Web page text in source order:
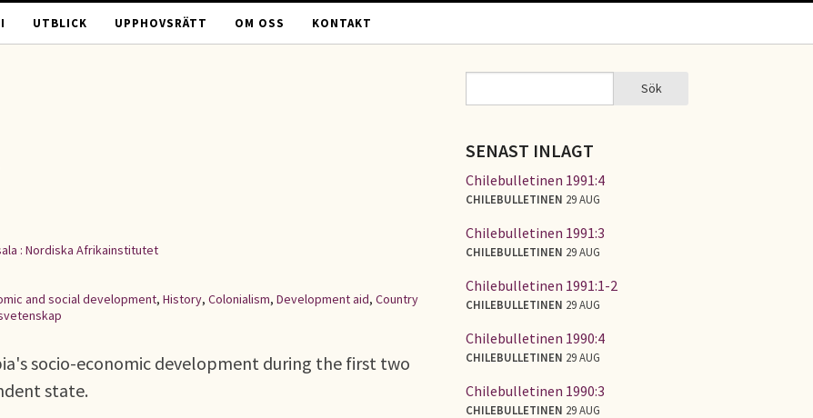
UTBLICK UPPHOVSRÄTT OM OSS KONTAKT
: Nordiska Afrikainstitutet
and social development, History, Colonialism, Development aid, Country
socio-economic development during the first two
state.
SÖKFORMULÄR Sök
SENAST INLAGT
Chilebulletinen 1991:4
CHILEBULLETINEN 29 AUG
Chilebulletinen 1991:3
CHILEBULLETINEN 29 AUG
Chilebulletinen 1991:1-2
CHILEBULLETINEN 29 AUG
Chilebulletinen 1990:4
CHILEBULLETINEN 29 AUG
Chilebulletinen 1990:3
CHILEBULLETINEN 29 AUG